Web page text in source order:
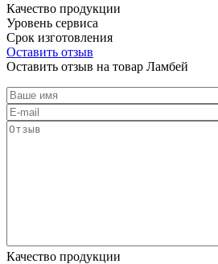
Качество продукции
Уровень сервиса
Срок изготовления
Оставить отзыв
Оставить отзыв на товар Ламбей
Качество продукции